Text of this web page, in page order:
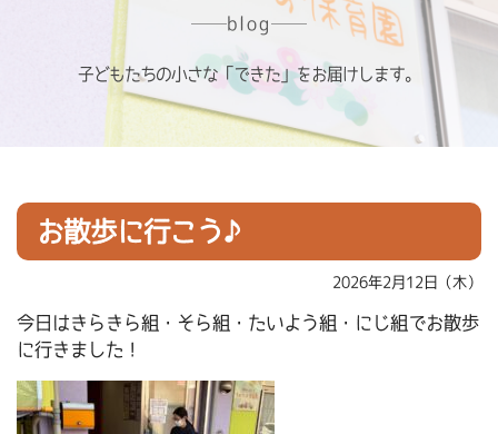
blog
子どもたちの小さな「できた」をお届けします。
お散歩に行こう♪
2026年2月12日（木）
今日はきらきら組・そら組・たいよう組・にじ組でお散歩
に行きました！